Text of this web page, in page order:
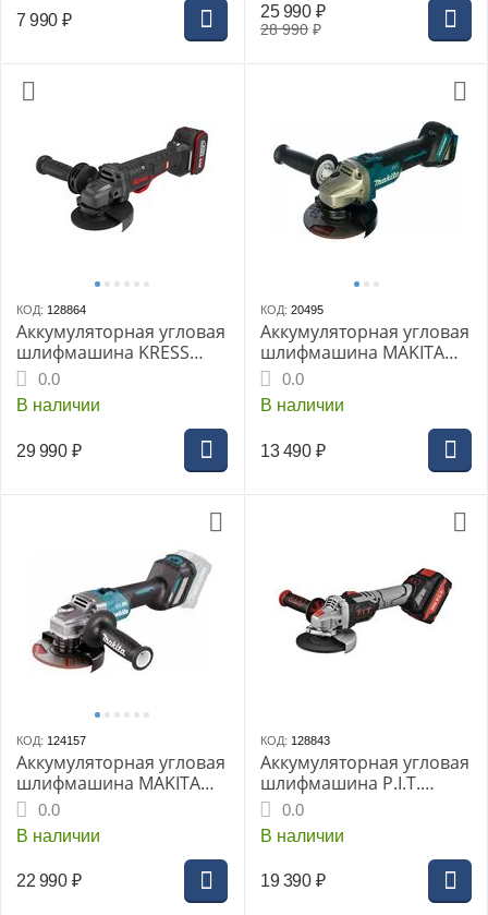
7 990 ₽ 28 990 ₽
25 990 ₽
КОД: 128864
Аккумуляторная угловая
шлифмашина KRESS
KUH04, 20В,
бесщеточная
0.0
В наличии
29 990 ₽
КОД: 20495
Аккумуляторная угловая
шлифмашина MAKITA
DGA504Z, без АКБ и ЗУ
0.0
В наличии
13 490 ₽
КОД: 124157
Аккумуляторная угловая
шлифмашина MAKITA
GA023GZ, 125 мм,
слайдер
0.0
В наличии
22 990 ₽
КОД: 128843
Аккумуляторная угловая
шлифмашина P.I.T.
PWS20H-125B/2, ЗУ, кейс
0.0
В наличии
19 390 ₽